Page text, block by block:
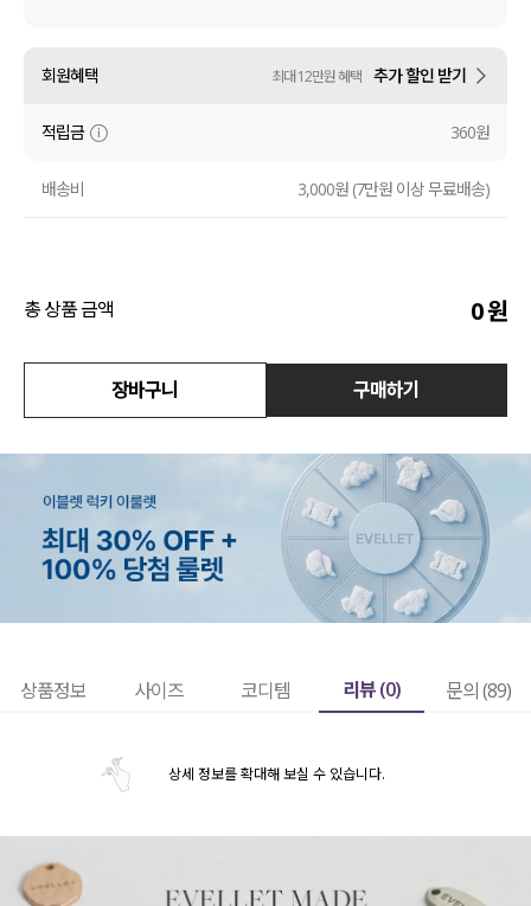
액티브
아우터
회원혜택 최대 12만원 혜택 추가 할인 받기
적립금 360원
배송비 3,000원 (7만원 이상 무료배송)
총 상품 금액 0원
장바구니 구매하기
상품정보 사이즈 코디템 리뷰 (0) 문의 (89)
상세 정보를 확대해 보실 수 있습니다.